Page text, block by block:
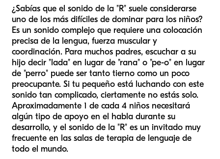
¿Sabías que el sonido de la "R" suele considerarse
uno de los más difíciles de dominar para los niños?
Es un sonido complejo que requiere una colocación
precisa de la lengua, fuerza muscular y
coordinación. Para muchos padres, escuchar a su
hijo decir "lada" en lugar de "rana" o "pe-o" en lugar
de "perro" puede ser tanto tierno como un poco
preocupante. Si tu pequeño está luchando con este
sonido tan complicado, ciertamente no estás solo.
Aproximadamente 1 de cada 4 niños necesitará
algún tipo de apoyo en el habla durante su
desarrollo, y el sonido de la "R" es un invitado muy
frecuente en las salas de terapia de lenguaje de
todo el mundo.